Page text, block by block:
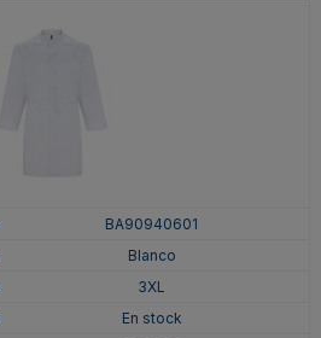
BA90940601
Blanco
3XL
En stock